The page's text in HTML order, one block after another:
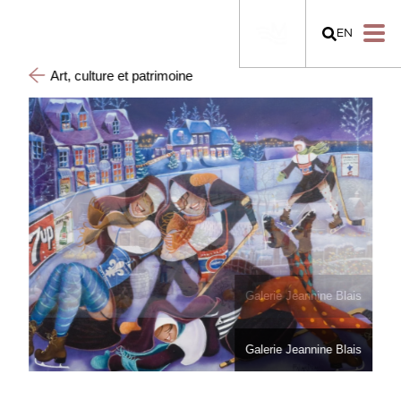
EN
Art, culture et patrimoine
Galerie Jeannine Blais
Galerie Jeannine Blais